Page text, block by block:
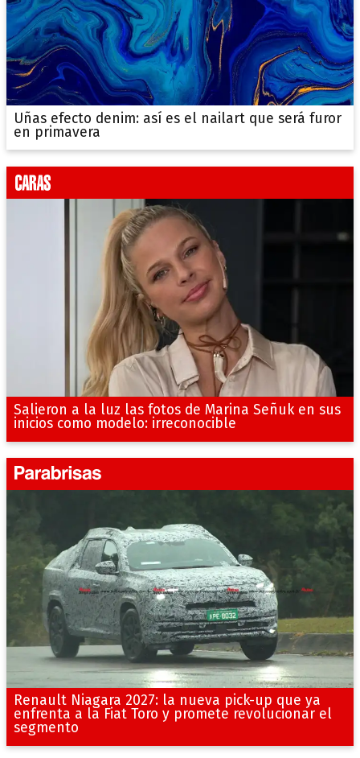
Uñas efecto denim: así es el nailart que será furor
en primavera
Salieron a la luz las fotos de Marina Señuk en sus
inicios como modelo: irreconocible
Renault Niagara 2027: la nueva pick-up que ya
enfrenta a la Fiat Toro y promete revolucionar el
segmento